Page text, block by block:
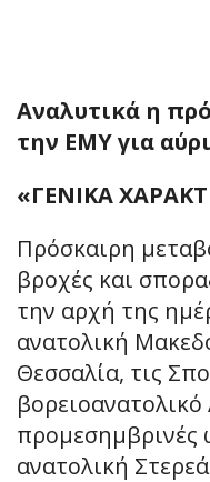
Αναλυτικά η
την ΕΜΥ για
«ΓΕΝΙΚΑ
Πρόσκαιρη
βροχές και
την αρχή της
ανατολική
Θεσσαλία, τις
βορειοανατολικό
προμεσημβρινές
ανατολική